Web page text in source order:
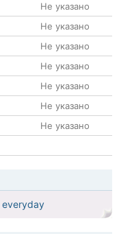
Не указано
Не указано
Не указано
Не указано
Не указано
Не указано
Не указано
everyday